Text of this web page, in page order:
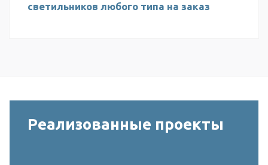
светильников любого типа на заказ
Реализованные проекты